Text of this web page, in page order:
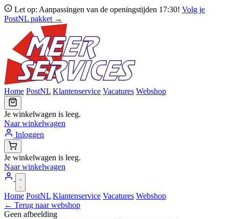
Let op: Aanpassingen van de openingstijden 17:30! Volg je
PostNL pakket →
Home PostNL Klantenservice Vacatures Webshop
Je winkelwagen is leeg.
Naar winkelwagen
Inloggen
Je winkelwagen is leeg.
Naar winkelwagen
Home PostNL Klantenservice Vacatures Webshop
← Terug naar webshop
Geen afbeelding